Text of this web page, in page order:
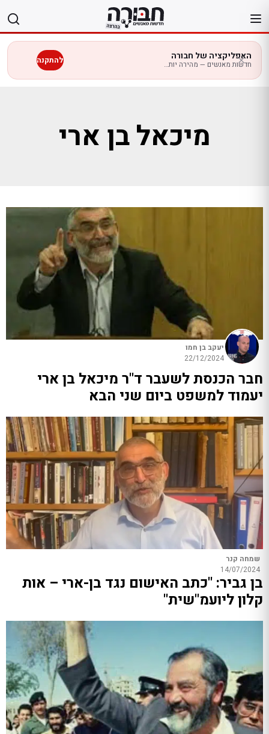
לתוכן
האפליקציה של חבורה
חדשות מאנשים — מהירה יותר בנייד להתקנה
מיכאל בן ארי
יעקב בן חמו
22/12/2024
חבר הכנסת לשעבר ד"ר מיכאל בן ארי
יעמוד למשפט ביום שני הבא
שמחה קנר
14/07/2024
בן גביר: "כתב האישום נגד בן-ארי – אות
קלון ליועמ"שית"